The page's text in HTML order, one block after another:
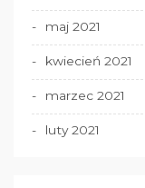
maj 2021
kwiecień 2021
marzec 2021
luty 2021